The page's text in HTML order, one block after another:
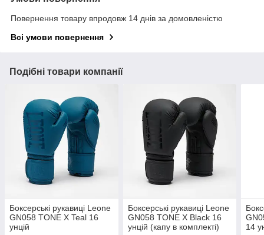
Повернення товару впродовж 14 днів за домовленістю
Всі умови повернення
Подібні товари компанії
Боксерські рукавиці Leone
GN058 TONE X Teal 16
унцій
Боксерські рукавиці Leone
GN058 TONE X Black 16
унцій (капу в комплекті)
14